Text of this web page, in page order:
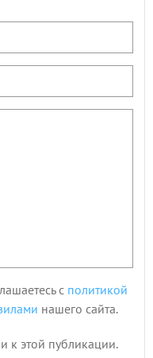
с политикой
нашего сайта.
к этой публикации.